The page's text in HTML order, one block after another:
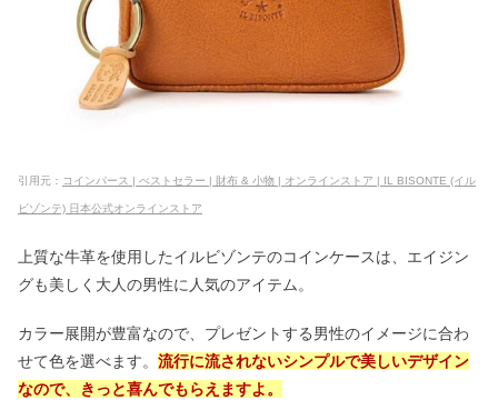
引用元： コインパース | べストセラー | 財布 & 小物 | オンラインストア | IL BISONTE (イル
ビゾンテ) 日本公式オンラインストア
上質な牛革を使用したイルビゾンテのコインケースは、エイジン
グも美しく大人の男性に人気のアイテム。
カラー展開が豊富なので、プレゼントする男性のイメージに合わ
せて色を選べます。 流行に流されないシンプルで美しいデザイン
なので、きっと喜んでもらえますよ。